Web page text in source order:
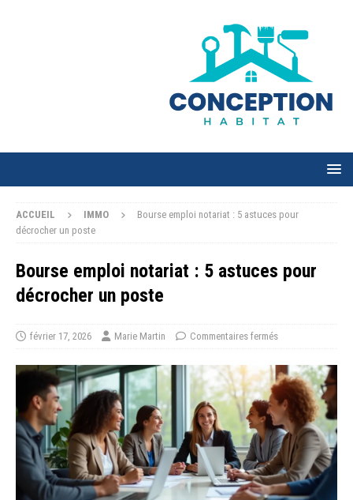
ACCUEIL IMMO
Bourse emploi notariat : 5 astuces pour
décrocher un poste
Bourse emploi notariat : 5 astuces pour
décrocher un poste
février 17, 2026 Marie Martin Commentaires fermés